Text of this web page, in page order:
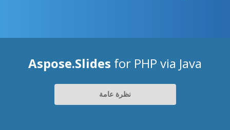
Aspose.Slides for PHP via Java
نظرة عامة